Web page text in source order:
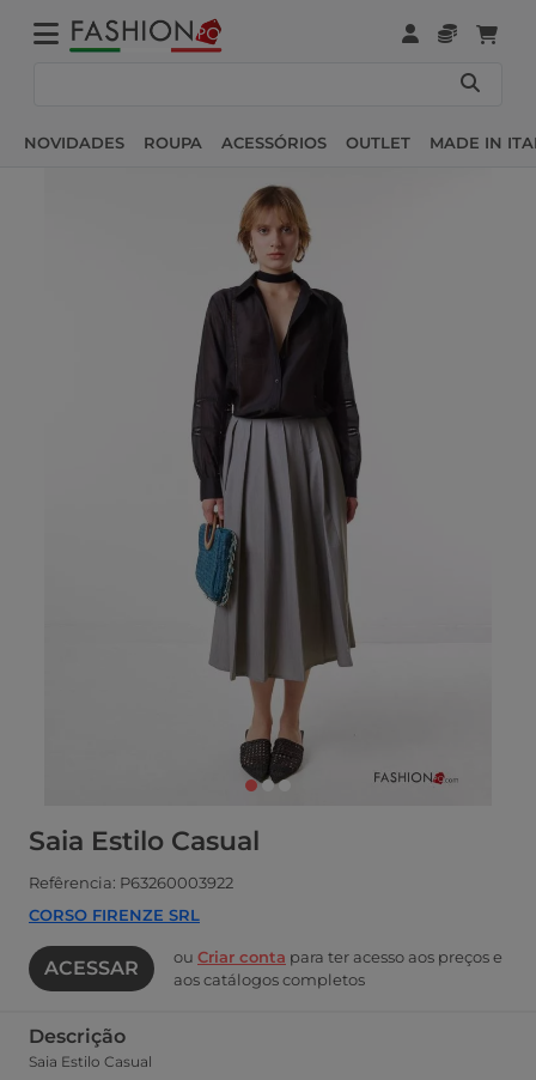
NOVIDADES ROUPA ACESSÓRIOS OUTLET MADE IN
Saia Estilo Casual
Refêrencia: P63260003922
CORSO FIRENZE SRL
ACESSAR ou Criar conta para ter acesso aos preços e
aos catálogos completos
Descrição
Saia Estilo Casual